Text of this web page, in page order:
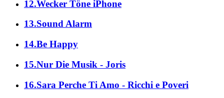
12.Wecker Töne iPhone
13.Sound Alarm
14.Be Happy
15.Nur Die Musik - Joris
16.Sara Perche Ti Amo - Ricchi e Poveri